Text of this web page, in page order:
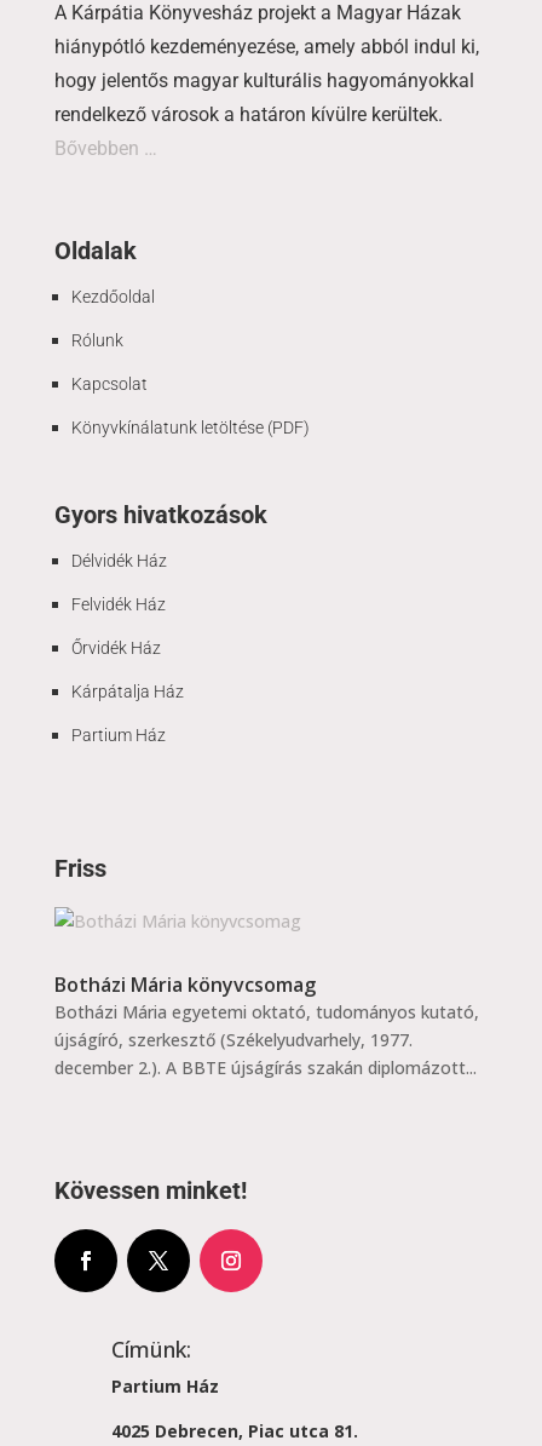
A Kárpátia Könyvesház projekt a Magyar Házak
hiánypótló kezdeményezése, amely abból indul ki,
hogy jelentős magyar kulturális hagyományokkal
rendelkező városok a határon kívülre kerültek.
Bővebben …
Oldalak
Kezdőoldal
Rólunk
Kapcsolat
Könyvkínálatunk letöltése (PDF)
Gyors hivatkozások
Délvidék Ház
Felvidék Ház
Őrvidék Ház
Kárpátalja Ház
Partium Ház
Friss
Botházi Mária könyvcsomag
Botházi Mária egyetemi oktató, tudományos kutató,
újságíró, szerkesztő (Székelyudvarhely, 1977.
december 2.). A BBTE újságírás szakán diplomázott...
Kövessen minket!
Címünk:
Partium Ház
4025 Debrecen, Piac utca 81.